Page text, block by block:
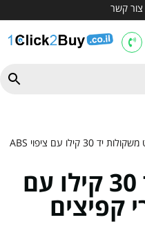
צור קשר
/ סט משקולות יד 30 קילו עם ציפוי ABS
סט משקולות יד 30 קילו עם